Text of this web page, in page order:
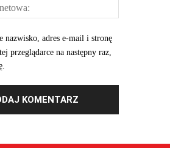
nazwisko, adres e-mail i stronę
przeglądarce na następny raz,